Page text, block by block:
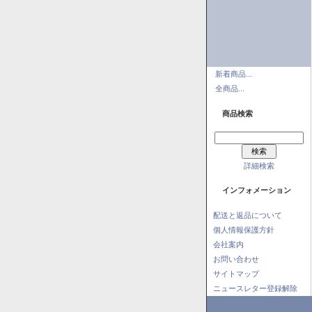
新着商品...
全商品...
商品検索
詳細検索
インフォメーション
配送と返品について
個人情報保護方針
会社案内
お問い合わせ
サイトマップ
ニュースレター登録解除